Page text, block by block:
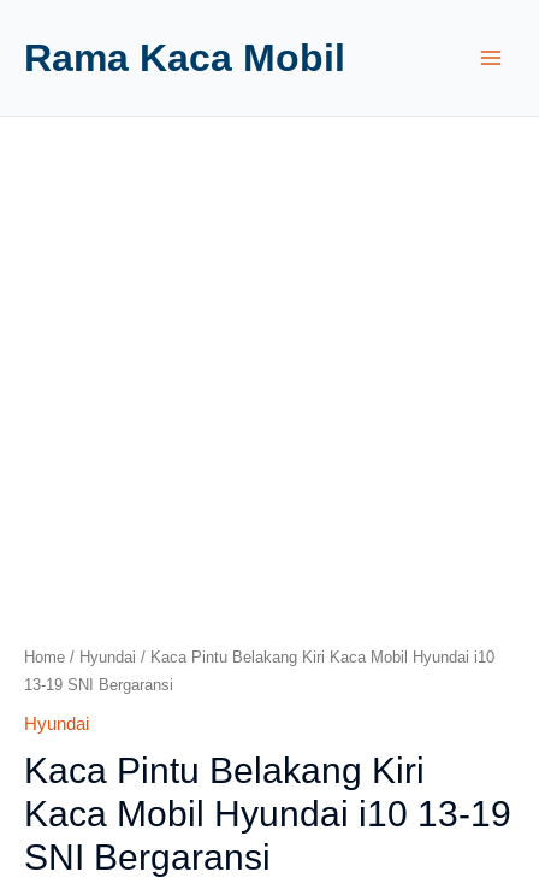
Rama Kaca Mobil
Home / Hyundai / Kaca Pintu Belakang Kiri Kaca Mobil Hyundai i10
13-19 SNI Bergaransi
Hyundai
Kaca Pintu Belakang Kiri
Kaca Mobil Hyundai i10 13-19
SNI Bergaransi